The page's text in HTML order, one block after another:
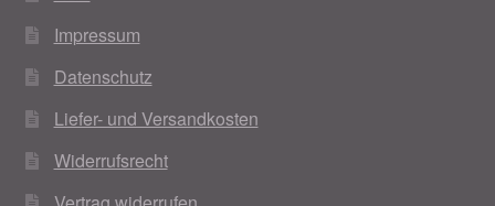
Weihnachtsangebote 2019
Weihnachtsangebote 2020
Weihnachtsangebote 2021
Impressum
Datenschutz
Liefer- und Versandkosten
Widerrufsrecht